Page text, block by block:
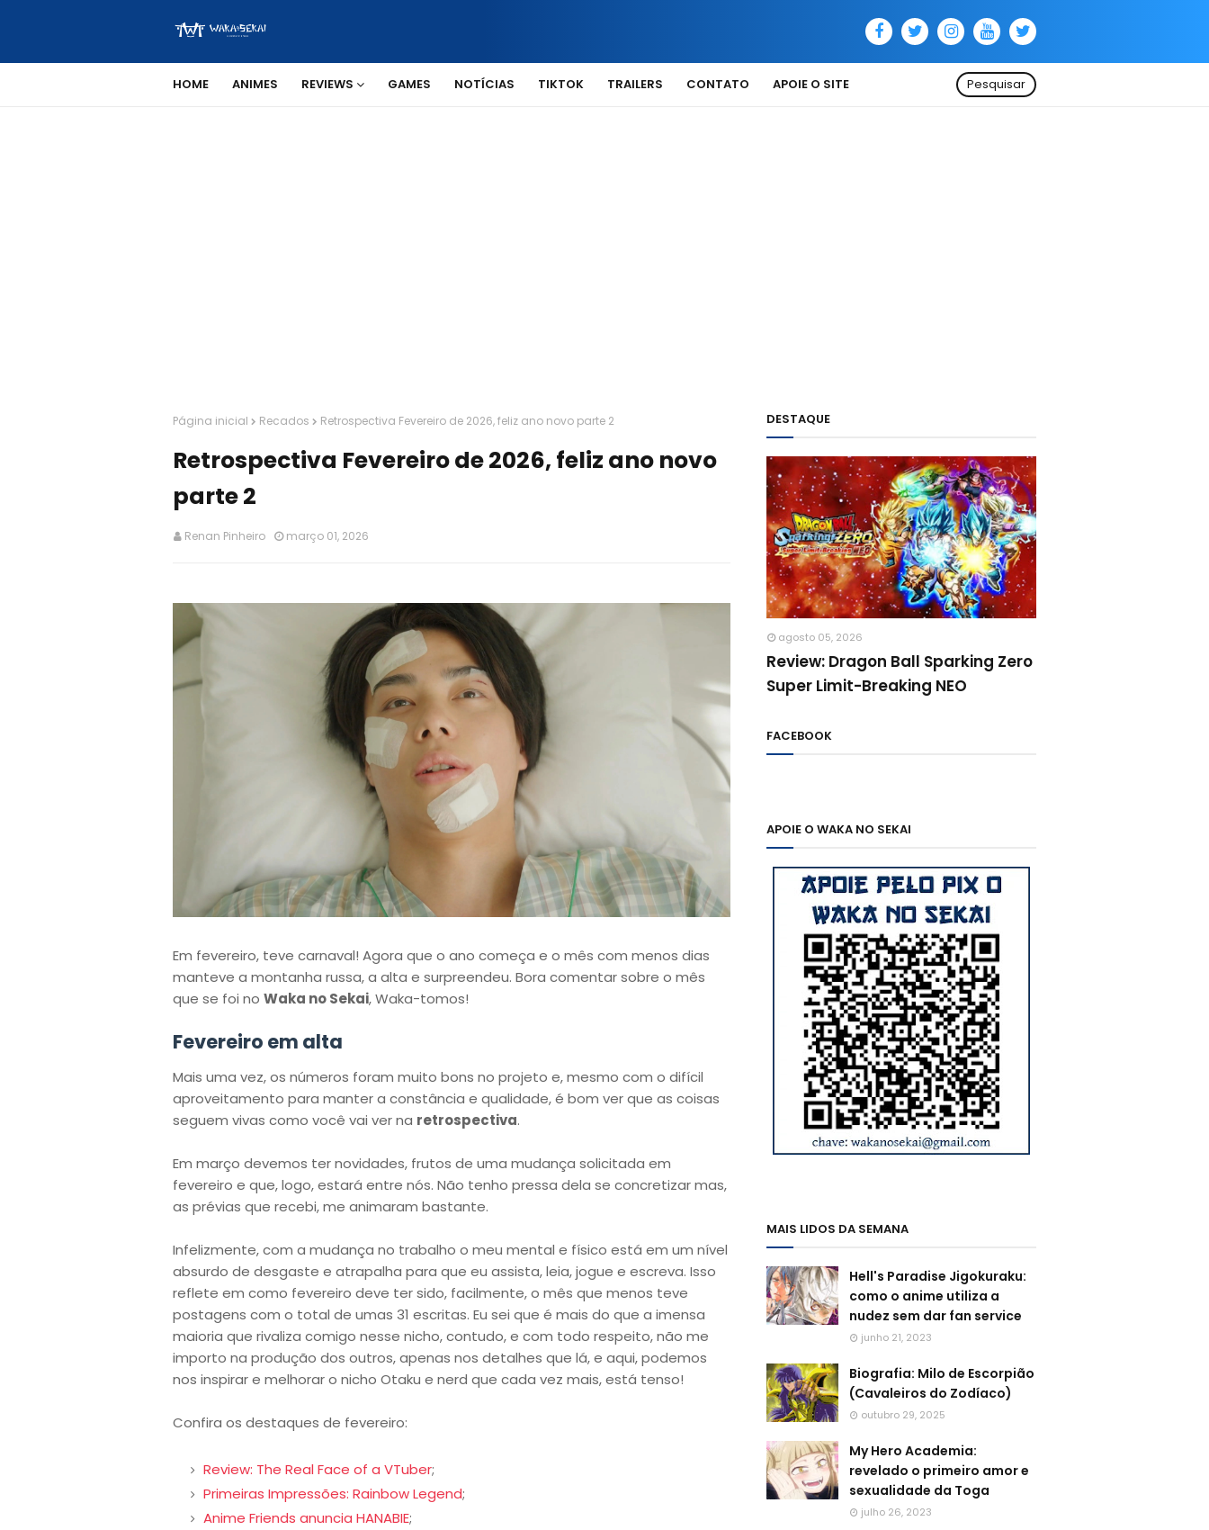
HOME ANIMES REVIEWS GAMES NOTÍCIAS TIKTOK TRAILERS CONTATO APOIE O SITE Pesquisar
Página inicial Recados Retrospectiva Fevereiro de 2026, feliz ano novo parte 2
Retrospectiva Fevereiro de 2026, feliz ano novo
parte 2
Renan Pinheiro março 01, 2026
Em fevereiro, teve carnaval! Agora que o ano começa e o mês com menos dias
manteve a montanha russa, a alta e surpreendeu. Bora comentar sobre o mês
que se foi no Waka no Sekai, Waka-tomos!
Fevereiro em alta
Mais uma vez, os números foram muito bons no projeto e, mesmo com o difícil
aproveitamento para manter a constância e qualidade, é bom ver que as coisas
seguem vivas como você vai ver na retrospectiva.
Em março devemos ter novidades, frutos de uma mudança solicitada em
fevereiro e que, logo, estará entre nós. Não tenho pressa dela se concretizar mas,
as prévias que recebi, me animaram bastante.
Infelizmente, com a mudança no trabalho o meu mental e físico está em um nível
absurdo de desgaste e atrapalha para que eu assista, leia, jogue e escreva. Isso
reflete em como fevereiro deve ter sido, facilmente, o mês que menos teve
postagens com o total de umas 31 escritas. Eu sei que é mais do que a imensa
maioria que rivaliza comigo nesse nicho, contudo, e com todo respeito, não me
importo na produção dos outros, apenas nos detalhes que lá, e aqui, podemos
nos inspirar e melhorar o nicho Otaku e nerd que cada vez mais, está tenso!
Confira os destaques de fevereiro:
Review: The Real Face of a VTuber;
Primeiras Impressões: Rainbow Legend;
Anime Friends anuncia HANABIE;
DESTAQUE
agosto 05, 2026
Review: Dragon Ball Sparking Zero
Super Limit-Breaking NEO
FACEBOOK
APOIE O WAKA NO SEKAI
MAIS LIDOS DA SEMANA
Hell's Paradise Jigokuraku:
como o anime utiliza a
nudez sem dar fan service
junho 21, 2023
Biografia: Milo de Escorpião
(Cavaleiros do Zodíaco)
outubro 29, 2025
My Hero Academia:
revelado o primeiro amor e
sexualidade da Toga
julho 26, 2023